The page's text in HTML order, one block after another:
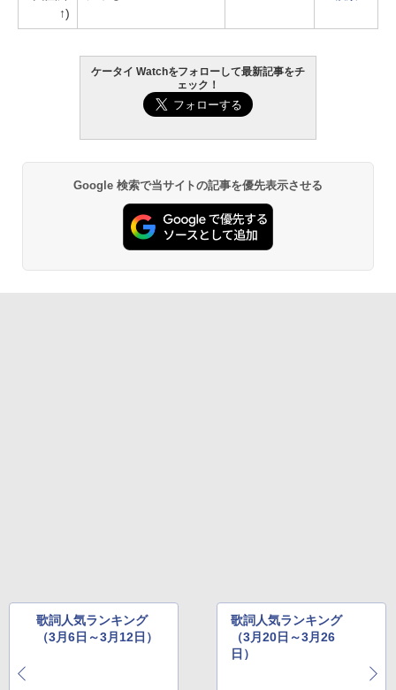
↑)
ケータイ Watchをフォローして最新記事をチ
ェック！
Google 検索で当サイトの記事を優先表示させる
歌詞人気ランキング
（3月6日～3月12日）
歌詞人気ランキング
（3月20日～3月26
日）